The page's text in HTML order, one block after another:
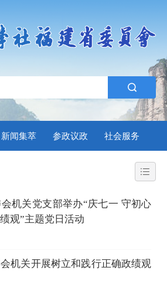
新闻集萃 参政议政 社会服务
机关党支部举办“庆七一 守初心
观”主题党日活动
机关开展树立和践行正确政绩观